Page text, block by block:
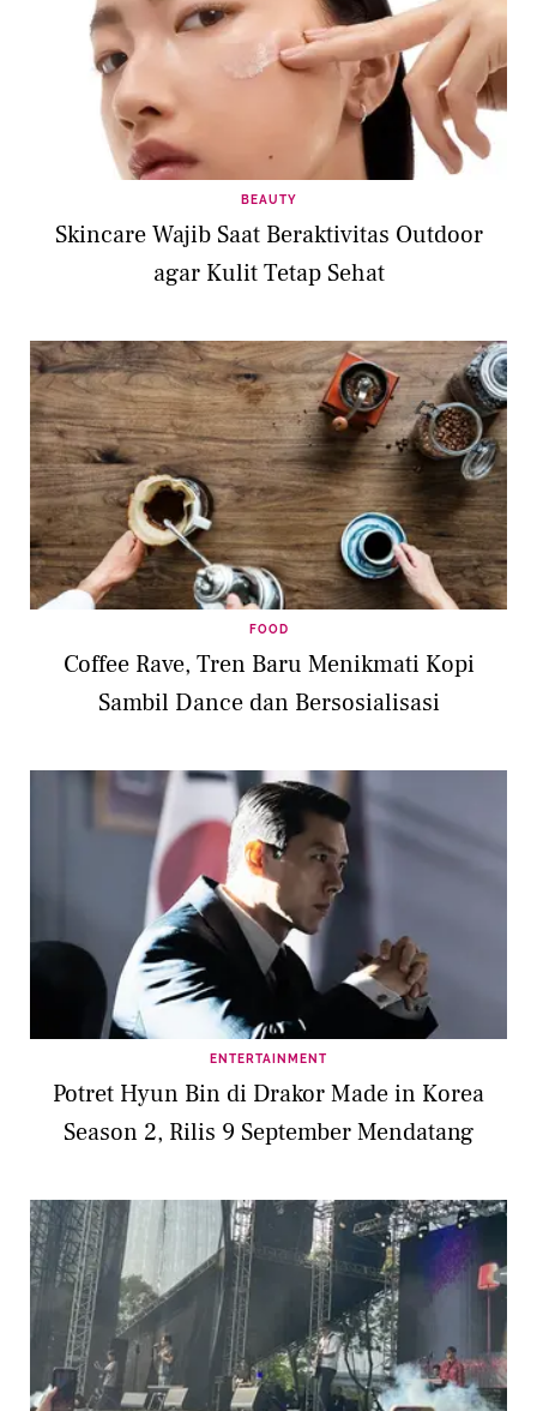
BEAUTY
Skincare Wajib Saat Beraktivitas Outdoor
agar Kulit Tetap Sehat
FOOD
Coffee Rave, Tren Baru Menikmati Kopi
Sambil Dance dan Bersosialisasi
ENTERTAINMENT
Potret Hyun Bin di Drakor Made in Korea
Season 2, Rilis 9 September Mendatang